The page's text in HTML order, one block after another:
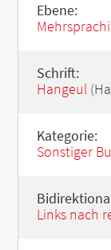
Ebene:
Schrift:
Hangeul
Kategorie:
Sonstiger
Links nach